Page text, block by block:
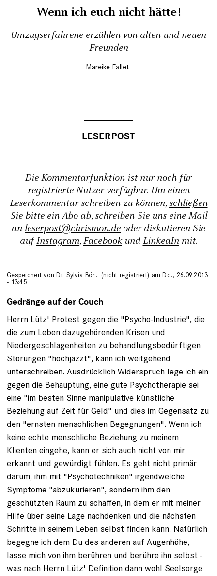
Wenn ich euch nicht hätte!
Umzugserfahrene erzählen von alten und neuen
Freunden
Mareike Fallet
Die Kommentarfunktion ist nur noch für
registrierte Nutzer verfügbar. Um einen
Leserkommentar schreiben zu können,schließen
Sie bitte ein Abo ab, schreiben Sie uns eine Mail
an leserpost@chrismon.de oder diskutieren Sie
aufInstagram,FacebookundLinkedInmit.
Gespeichert vonDr. Sylvia Bör… (nicht registriert) am Do., 26.09.2013
- 13:45
Gedränge auf der Couch
Herrn Lütz' Protest gegen die "Psycho-Industrie", die
die zum Leben dazugehörenden Krisen und
Niedergeschlagenheiten zu behandlungsbedürftigen
Störungen "hochjazzt", kann ich weitgehend
unterschreiben. Ausdrücklich Widerspruch lege ich ein
gegen die Behauptung, eine gute Psychotherapie sei
eine "im besten Sinne manipulative künstliche
Beziehung auf Zeit für Geld" und dies im Gegensatz zu
den "ernsten menschlichen Begegnungen". Wenn ich
keine echte menschliche Beziehung zu meinem
Klienten eingehe, kann er sich auch nicht von mir
erkannt und gewürdigt fühlen. Es geht nicht primär
darum, ihm mit "Psychotechniken" irgendwelche
Symptome "abzukurieren", sondern ihm den
geschützten Raum zu schaffen, in dem er mit meiner
Hilfe über seine Lage nachdenken und die nächsten
Schritte in seinem Leben selbst finden kann. Natürlich
begegne ich dem Du des anderen auf Augenhöhe,
lasse mich von ihm berühren und berühre ihn selbst -
was nach Herrn Lütz' Definition dann wohl Seelsorge